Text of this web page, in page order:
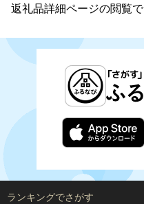
返礼品詳細ページの閲覧
ランキングでさがす